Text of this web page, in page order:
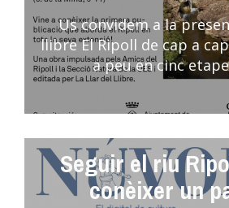
Us convidem a la
llibre El Ripoll de cap a
a peu en cinc
Seguir el riu
conèixer un